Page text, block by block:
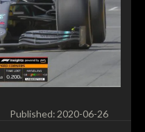
Published: 2020-06-26